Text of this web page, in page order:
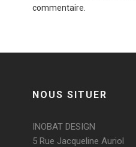
commentaire.
NOUS SITUER
INOBAT DESIGN
5 Rue Jacqueline Auriol